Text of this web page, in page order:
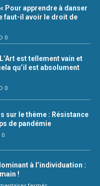
Pour apprendre à danser
faut-il avoir le droit de
0
est tellement vain et
qu’il est absolument
0
sur le thème : Résistance
de pandémie
0
à l’individuation :
!